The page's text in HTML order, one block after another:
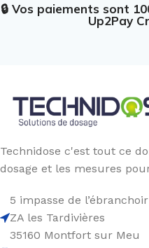
🔒 Vos paiements sont
Up2Pay
Technidose c'est tout ce
dosage et les mesures
5 impasse de l’ébranchoir
ZA les Tardivières
35160 Montfort sur Meu